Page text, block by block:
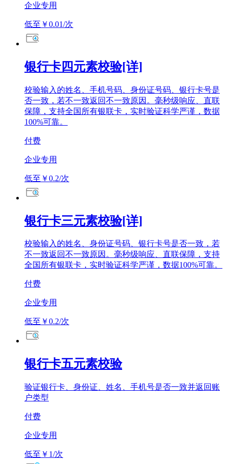
企业专用
低至￥0.01/次
银行卡四元素校验[详]
校验输入的姓名、手机号码、身份证号码、银行卡号是
否一致，若不一致返回不一致原因。毫秒级响应、直联
保障，支持全国所有银联卡，实时验证科学严谨，数据
100%可靠。
付费
企业专用
低至￥0.2/次
银行卡三元素校验[详]
校验输入的姓名、身份证号码、银行卡号是否一致，若
不一致返回不一致原因。毫秒级响应、直联保障，支持
全国所有银联卡，实时验证科学严谨，数据100%可靠。
付费
企业专用
低至￥0.2/次
银行卡五元素校验
验证银行卡、身份证、姓名、手机号是否一致并返回账
户类型
付费
企业专用
低至￥1/次